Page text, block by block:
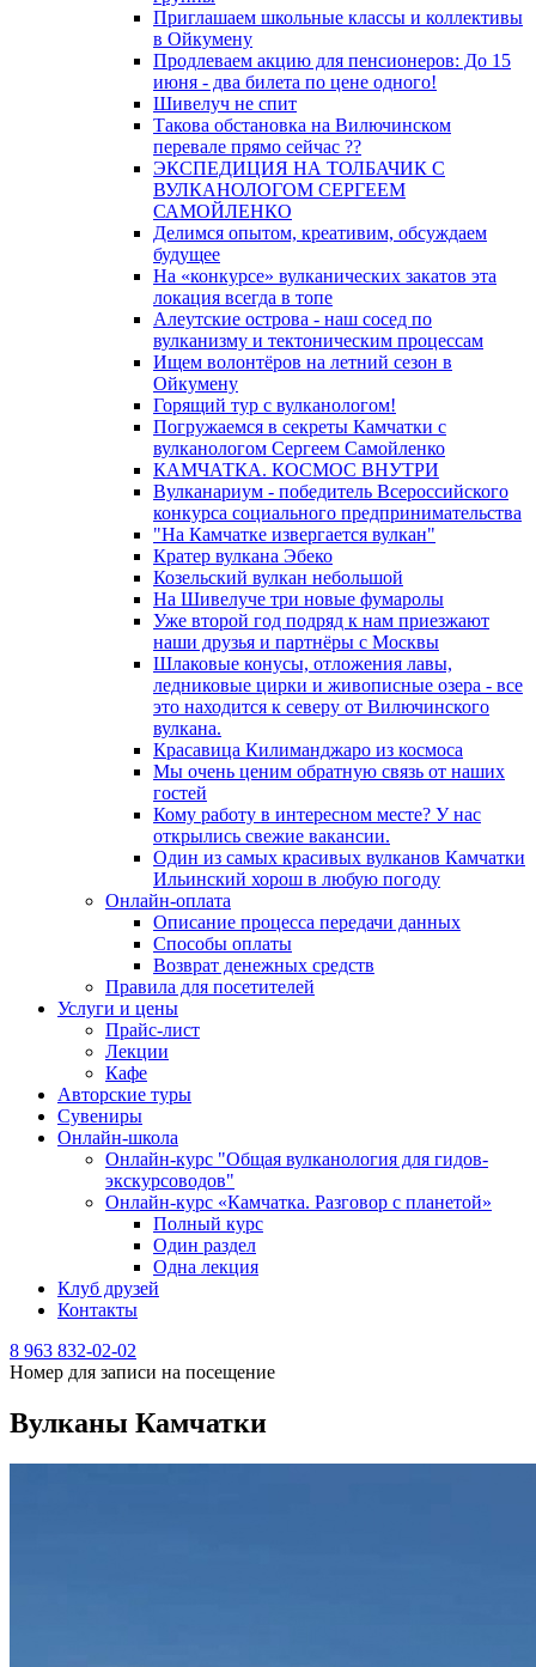
Приглашаем школьные классы и коллективы
в Ойкумену
Продлеваем акцию для пенсионеров: До 15
июня - два билета по цене одного!
Шивелуч не спит
Такова обстановка на Вилючинском
перевале прямо сейчас ??
ЭКСПЕДИЦИЯ НА ТОЛБАЧИК С
ВУЛКАНОЛОГОМ СЕРГЕЕМ
САМОЙЛЕНКО
Делимся опытом, креативим, обсуждаем
будущее
На «конкурсе» вулканических закатов эта
локация всегда в топе
Алеутские острова - наш сосед по
вулканизму и тектоническим процессам
Ищем волонтёров на летний сезон в
Ойкумену
Горящий тур с вулканологом!
Погружаемся в секреты Камчатки с
вулканологом Сергеем Самойленко
КАМЧАТКА. КОСМОС ВНУТРИ
Вулканариум - победитель Всероссийского
конкурса социального предпринимательства
"На Камчатке извергается вулкан"
Кратер вулкана Эбеко
Козельский вулкан небольшой
На Шивелуче три новые фумаролы
Уже второй год подряд к нам приезжают
наши друзья и партнёры с Москвы
Шлаковые конусы, отложения лавы,
ледниковые цирки и живописные озера - все
это находится к северу от Вилючинского
вулкана.
Красавица Килиманджаро из космоса
Мы очень ценим обратную связь от наших
гостей
Кому работу в интересном месте? У нас
открылись свежие вакансии.
Один из самых красивых вулканов Камчатки
Ильинский хорош в любую погоду
Онлайн-оплата
Описание процесса передачи данных
Способы оплаты
Возврат денежных средств
Правила для посетителей
Услуги и цены
Прайс-лист
Лекции
Кафе
Авторские туры
Сувениры
Онлайн-школа
Онлайн-курс "Общая вулканология для гидов-
экскурсоводов"
Онлайн-курс «Камчатка. Разговор с планетой»
Полный курс
Один раздел
Одна лекция
Клуб друзей
Контакты
8 963 832-02-02
Номер для записи на посещение
Вулканы Камчатки